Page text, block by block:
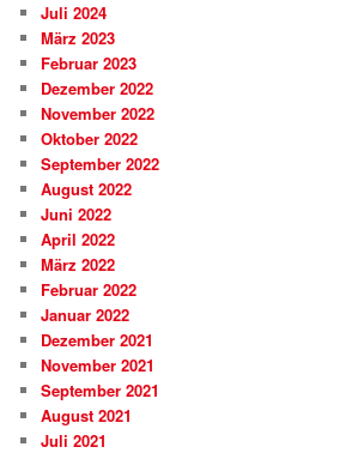
Juli 2024
März 2023
Februar 2023
Dezember 2022
November 2022
Oktober 2022
September 2022
August 2022
Juni 2022
April 2022
März 2022
Februar 2022
Januar 2022
Dezember 2021
November 2021
September 2021
August 2021
Juli 2021